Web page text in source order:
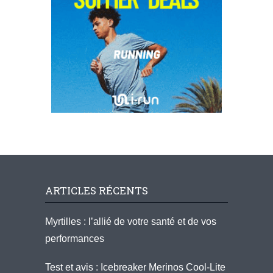
ARTICLES RÉCENTS
Myrtilles : l’allié de votre santé et de vos
performances
Test et avis : Icebreaker Merinos Cool-Lite